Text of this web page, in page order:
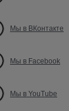
Мы в ВКонтакте
Мы в Facebook
Мы в YouTube